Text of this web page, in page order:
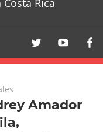
Rica
Amador